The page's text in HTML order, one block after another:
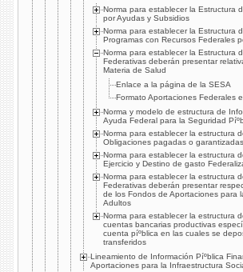
Norma para establecer la Estructura
por Ayudas y Subsidios
Norma para establecer la Estructura
Programas con Recursos Federales
Norma para establecer la Estructura
Federativas deberán presentar
Materia de Salud
Enlace a la página de la SESA
Formato Aportaciones Federales
Norma y modelo de estructura de
Ayuda Federal para la Seguridad
Norma para establecer la estructura
Obligaciones pagadas o
Norma para establecer la estructura
Ejercicio y Destino de gasto
Norma para establecer la estructura
Federativas deberán presentar
de los Fondos de Aportaciones para
Adultos
Norma para establecer la estructura
cuentas bancarias productivas
cuenta píºblica en las cuales se
transferidos
Lineamiento de Información Píºblica
Aportaciones para la Infraestructura